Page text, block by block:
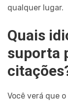
qualquer lugar.
Quais
suporta
Você verá que